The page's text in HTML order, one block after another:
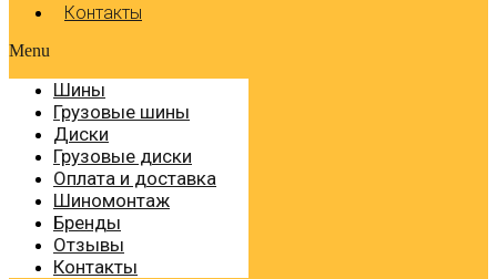
Контакты
Menu
Шины
Грузовые шины
Диски
Грузовые диски
Оплата и доставка
Шиномонтаж
Бренды
Отзывы
Контакты